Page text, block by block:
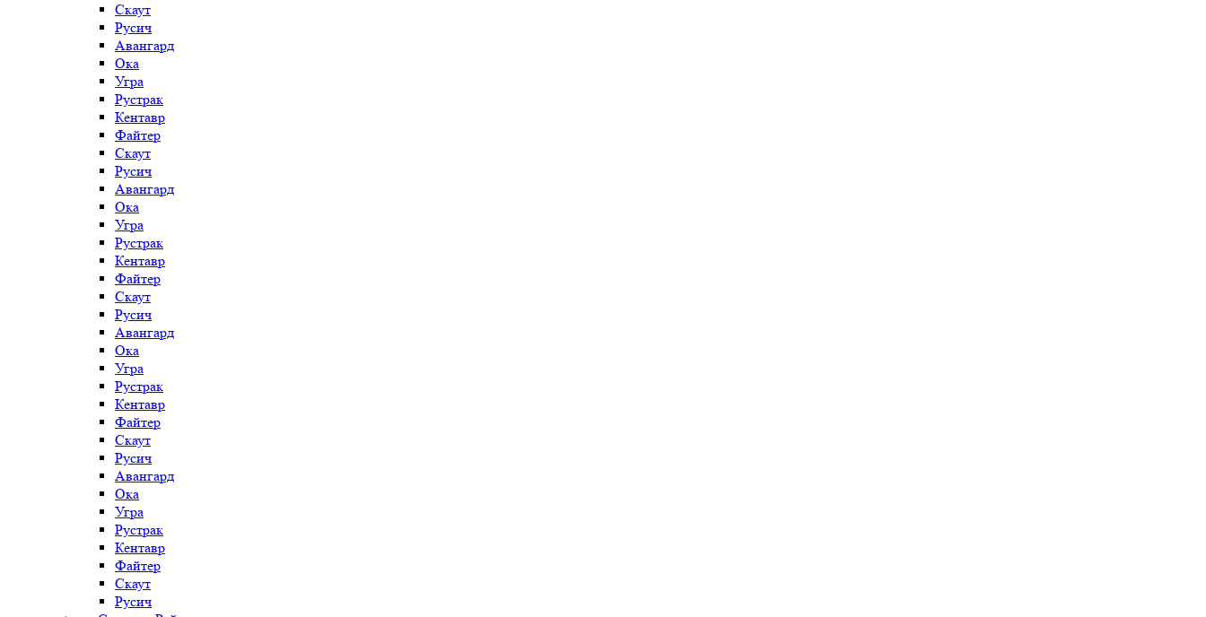
Скаут
Русич
Авангард
Ока
Угра
Рустрак
Кентавр
Файтер
Скаут
Русич
Авангард
Ока
Угра
Рустрак
Кентавр
Файтер
Скаут
Русич
Авангард
Ока
Угра
Рустрак
Кентавр
Файтер
Скаут
Русич
Авангард
Ока
Угра
Рустрак
Кентавр
Файтер
Скаут
Русич